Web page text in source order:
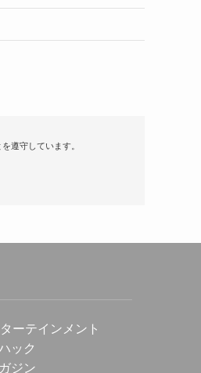
遵守しています。
ーテインメント
ック
ジン